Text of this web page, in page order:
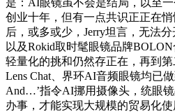
创业十年，但有一点共识正正在
后，或多或少，Jerry坦言，无法
以及Rokid取时髦眼镜品牌BOLON
轻量化的挑和仍然存正在，再到
Lens Chat、界环AI音频眼镜均已
And…’指令AI挪用摄像头，统眼
办事，才能实现大规模的贸易化